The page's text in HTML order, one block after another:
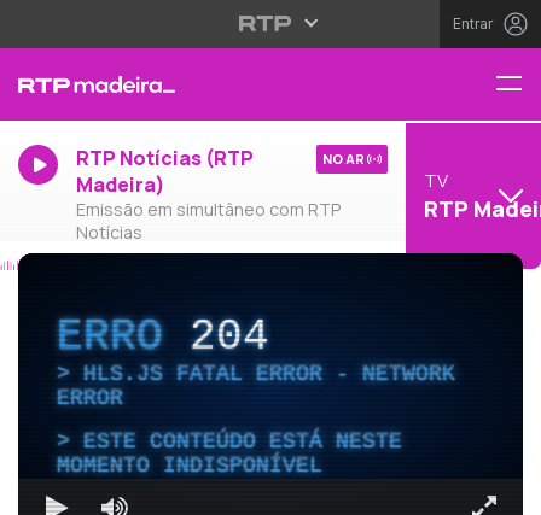
Entrar
RTP Notícias (RTP
Madeira)
Emissão em simultâneo com RTP
Notícias
NO AR
TV
RTP
ERRO204
HLS.JS FATAL ERROR - NETWORK
ERROR
ESTE CONTEÚDO ESTÁ NESTE
MOMENTO INDISPONÍVEL